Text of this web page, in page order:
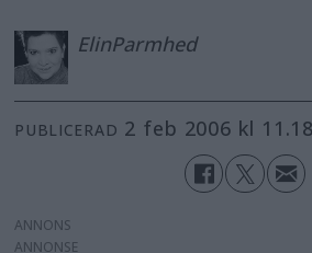
ElinParmhed
PUBLICERAD 2 feb 2006 kl 11.18
ANNONS